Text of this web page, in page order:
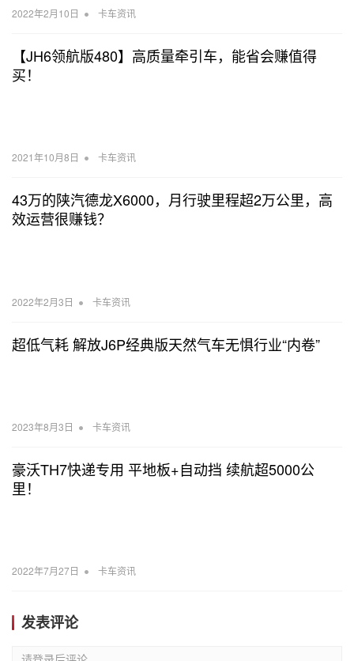
2022年2月10日 • 卡车资讯
【JH6领航版480】高质量牵引车，能省会赚值得
买！
2021年10月8日 • 卡车资讯
43万的陕汽德龙X6000，月行驶里程超2万公里，高
效运营很赚钱？
2022年2月3日 • 卡车资讯
超低气耗 解放J6P经典版天然气车无惧行业“内卷”
2023年8月3日 • 卡车资讯
豪沃TH7快递专用 平地板+自动挡 续航超5000公
里！
2022年7月27日 • 卡车资讯
发表评论